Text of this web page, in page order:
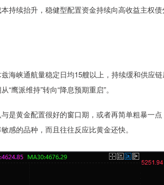
持续抬升，稳健型配置资金持续向高收益主权债
海峡通航量稳定日均15艘以上，持续缓和供应
鹰派维持”转向“降息预期重启”。
是黄金配置很好的窗口期，或者再简单粗暴一点
感的品种，而且往往反应比黄金还快。